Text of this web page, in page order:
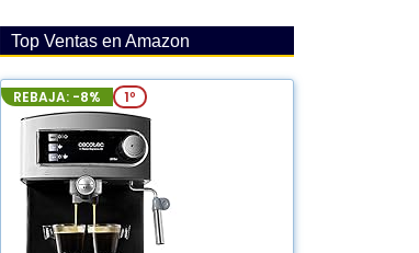
Top Ventas en Amazon
REBAJA: -8% 1º